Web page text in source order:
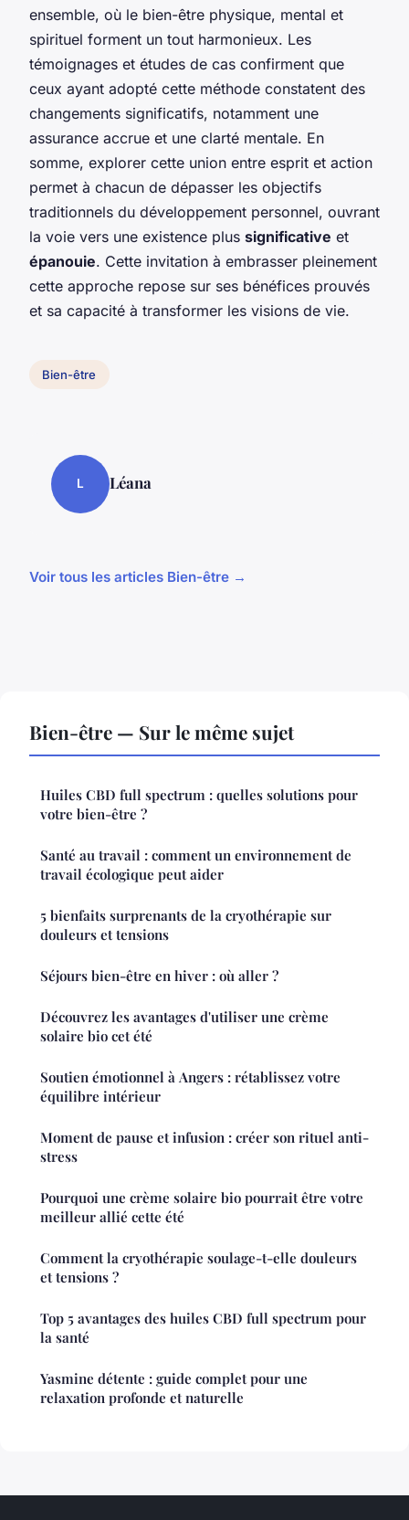
ensemble, où le bien-être physique, mental et
spirituel forment un tout harmonieux. Les
témoignages et études de cas confirment que
ceux ayant adopté cette méthode constatent des
changements significatifs, notamment une
assurance accrue et une clarté mentale. En
somme, explorer cette union entre esprit et action
permet à chacun de dépasser les objectifs
traditionnels du développement personnel, ouvrant
la voie vers une existence plus significative et
épanouie. Cette invitation à embrasser pleinement
cette approche repose sur ses bénéfices prouvés
et sa capacité à transformer les visions de vie.
Bien-être
L Léana
Voir tous les articles Bien-être →
Bien-être — Sur le même sujet
Huiles CBD full spectrum : quelles solutions pour
votre bien-être ?
Santé au travail : comment un environnement de
travail écologique peut aider
5 bienfaits surprenants de la cryothérapie sur
douleurs et tensions
Séjours bien-être en hiver : où aller ?
Découvrez les avantages d'utiliser une crème
solaire bio cet été
Soutien émotionnel à Angers : rétablissez votre
équilibre intérieur
Moment de pause et infusion : créer son rituel anti-
stress
Pourquoi une crème solaire bio pourrait être votre
meilleur allié cette été
Comment la cryothérapie soulage-t-elle douleurs
et tensions ?
Top 5 avantages des huiles CBD full spectrum pour
la santé
Yasmine détente : guide complet pour une
relaxation profonde et naturelle